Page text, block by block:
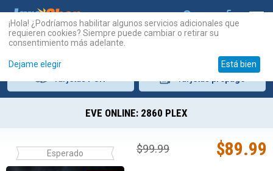
EVE ONLINE: 2860 PLEX
Esperado $89.99
$99.99
¡Hola! ¿Podríamos habilitar algunos servicios adicionales que
requieren cookies? Siempre puede cambiar o retirar su
consentimiento más adelante.
Dejame elegir Está bien